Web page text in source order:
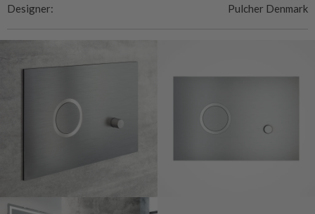
Designer:
Pulcher Denmark